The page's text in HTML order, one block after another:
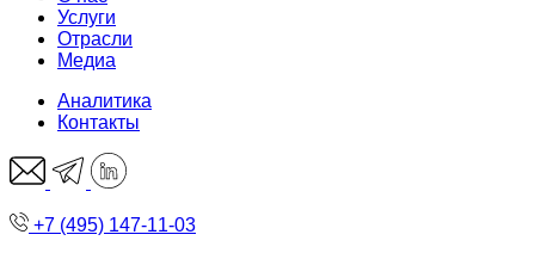
Услуги
Отрасли
Медиа
Аналитика
Контакты
+7 (495) 147-11-03